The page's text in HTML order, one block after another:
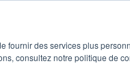
fournir des services plus
consultez notre politique de